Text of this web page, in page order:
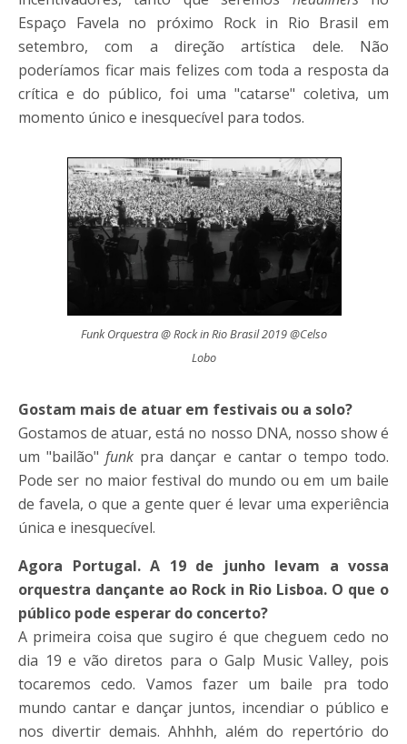
Espaço Favela no próximo Rock in Rio Brasil em
setembro, com a direção artística dele. Não
poderíamos ficar mais felizes com toda a resposta da
crítica e do público, foi uma "catarse" coletiva, um
momento único e inesquecível para todos.
Funk Orquestra @ Rock in Rio Brasil 2019 @Celso
Lobo
Gostam mais de atuar em festivais ou a solo?
Gostamos de atuar, está no nosso DNA, nosso show é
um "bailão"funk pra dançar e cantar o tempo todo.
Pode ser no maior festival do mundo ou em um baile
de favela, o que a gente quer é levar uma experiência
única e inesquecível.
Agora Portugal. A 19 de junho levam a vossa
orquestra dançante ao Rock in Rio Lisboa. O que o
público pode esperar do concerto?
A primeira coisa que sugiro é que cheguem cedo no
dia 19 e vão diretos para o Galp Music Valley, pois
tocaremos cedo. Vamos fazer um baile pra todo
mundo cantar e dançar juntos, incendiar o público e
nos divertir demais. Ahhhh, além do repertório do